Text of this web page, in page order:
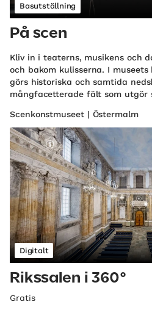
Basutställning
På scen
Kliv in i teaterns, musikens och
och bakom kulisserna. I
görs historiska och samtida
mångfacetterade fält som utgör
Scenkonstmuseet | Östermalm
Digitalt
Rikssalen i 360°
Gratis